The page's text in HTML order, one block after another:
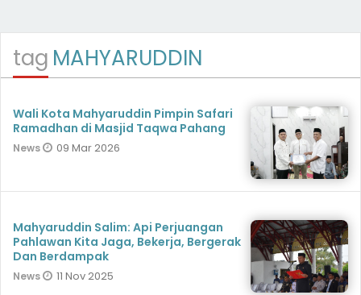
tag MAHYARUDDIN
Wali Kota Mahyaruddin Pimpin Safari
Ramadhan di Masjid Taqwa Pahang
News 09 Mar 2026
Mahyaruddin Salim: Api Perjuangan
Pahlawan Kita Jaga, Bekerja, Bergerak
Dan Berdampak
News 11 Nov 2025